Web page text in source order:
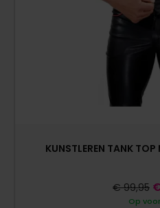
KUNSTLEREN TANK
Op
€99,95